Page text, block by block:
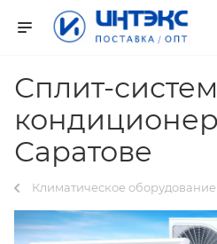
Сплит-
Саратове
Климатическое оборудование